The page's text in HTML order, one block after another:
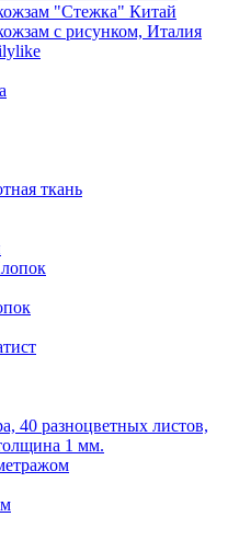
"Стежка" Китай
с рисунком, Италия
ткань
40 разноцветных листов,
1 мм.